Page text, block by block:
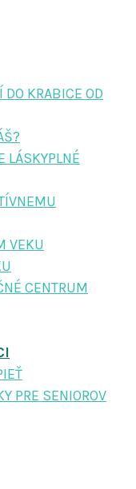
DO KRABICE OD
LÁSKYPLNÉ
VEKU
CENTRUM
PRE SENIOROV